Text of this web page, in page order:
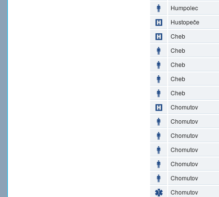
Humpolec
Hustopeče
Cheb
Cheb
Cheb
Cheb
Cheb
Chomutov
Chomutov
Chomutov
Chomutov
Chomutov
Chomutov
Chomutov